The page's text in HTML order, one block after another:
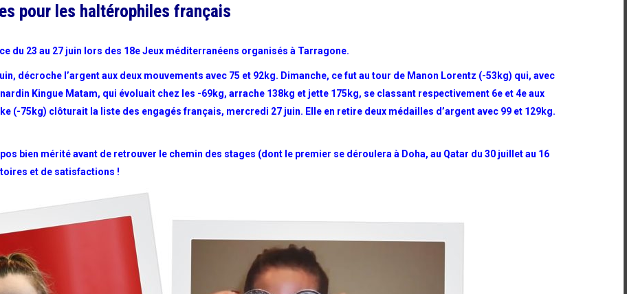
pour les haltérophiles français
du 23 au 27 juin lors des 18e Jeux méditerranéens organisés à Tarragone.
décroche l’argent aux deux mouvements avec 75 et 92kg. Dimanche, ce fut au tour de Manon Lorentz (-53kg) qui, avec
Kingue Matam, qui évoluait chez les -69kg, arrache 138kg et jette 175kg, se classant respectivement 6e et 4e aux
(-75kg) clôturait la liste des engagés français, mercredi 27 juin. Elle en retire deux médailles d’argent avec 99 et 129kg.
bien mérité avant de retrouver le chemin des stages (dont le premier se déroulera à Doha, au Qatar du 30 juillet au 16
et de satisfactions !